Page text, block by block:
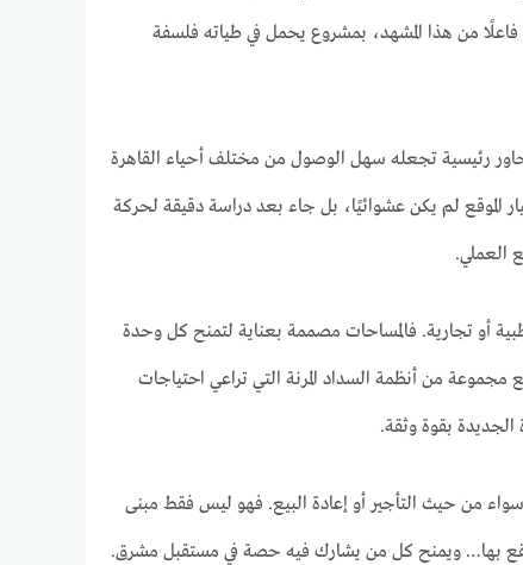
من هذا المشهد، بمشروع يحمل في طياته فلسفة
رئيسية تجعله سهل الوصول من مختلف أحياء القاهرة
الموقع لم يكن عشوائيًا، بل جاء بعد دراسة دقيقة لحركة
العملي.
أو طبية أو تجارية. فالمساحات مصممة بعناية لتمنح كل وحدة
مجموعة من أنظمة السداد المرنة التي تراعي احتياجات
بقوة وثقة.
من حيث التأجير أو إعادة البيع. فهو ليس فقط مبنى
بها… ويمنح كل من يشارك فيه حصة في مستقبل مشرق.